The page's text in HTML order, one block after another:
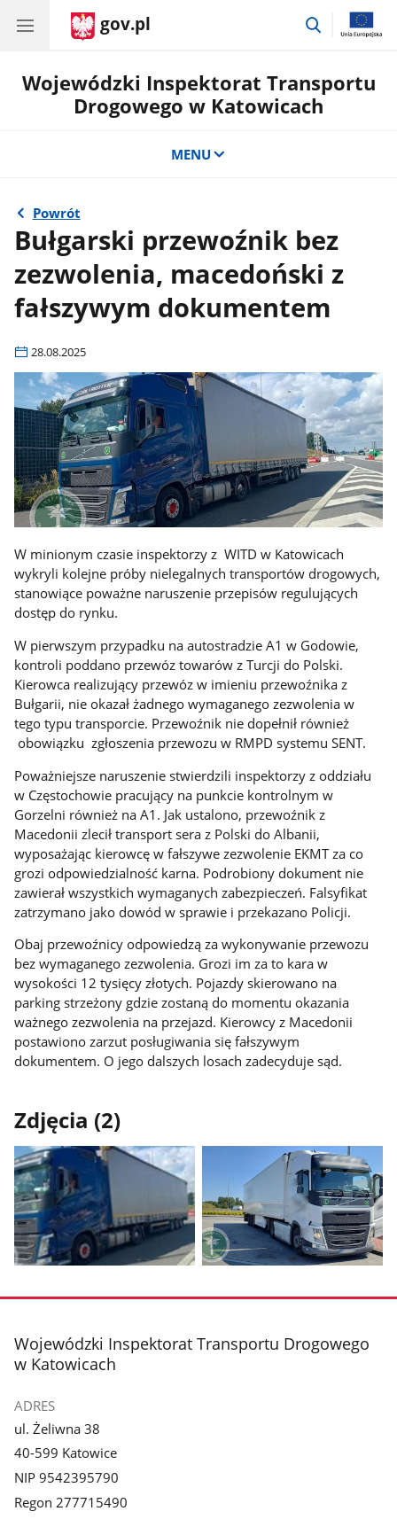
gov.pl
przejdź
Wojewódzki Inspektorat Transportu
Drogowego w Katowicach
MENU
Powrót
Bułgarski przewoźnik bez
zezwolenia, macedoński z
fałszywym dokumentem
28.08.2025
W minionym czasie inspektorzy z WITD w Katowicach
wykryli kolejne próby nielegalnych transportów drogowych,
stanowiące poważne naruszenie przepisów regulujących
dostęp do rynku.
W pierwszym przypadku na autostradzie A1 w Godowie,
kontroli poddano przewóz towarów z Turcji do Polski.
Kierowca realizujący przewóz w imieniu przewoźnika z
Bułgarii, nie okazał żadnego wymaganego zezwolenia w
tego typu transporcie. Przewoźnik nie dopełnił również
obowiązku zgłoszenia przewozu w RMPD systemu SENT.
Poważniejsze naruszenie stwierdzili inspektorzy z oddziału
w Częstochowie pracujący na punkcie kontrolnym w
Gorzelni również na A1. Jak ustalono, przewoźnik z
Macedonii zlecił transport sera z Polski do Albanii,
wyposażając kierowcę w fałszywe zezwolenie EKMT za co
grozi odpowiedzialność karna. Podrobiony dokument nie
zawierał wszystkich wymaganych zabezpieczeń. Falsyfikat
zatrzymano jako dowód w sprawie i przekazano Policji.
Obaj przewoźnicy odpowiedzą za wykonywanie przewozu
bez wymaganego zezwolenia. Grozi im za to kara w
wysokości 12 tysięcy złotych. Pojazdy skierowano na
parking strzeżony gdzie zostaną do momentu okazania
ważnego zezwolenia na przejazd. Kierowcy z Macedonii
postawiono zarzut posługiwania się fałszywym
dokumentem. O jego dalszych losach zadecyduje sąd.
Zdjęcia (2)
zdjęcie
galerii.
zdjęcie
galerii.
stopka
Wojewódzki Inspektorat Transportu Drogowego
w Katowicach
ADRES
ul. Żeliwna 38
40-599 Katowice
NIP 9542395790
Regon 277715490